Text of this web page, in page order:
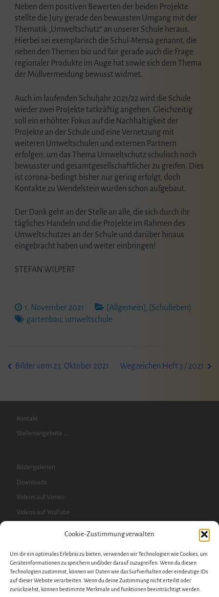
Cookie-Zustimmung verwalten
Um dir ein optimales Erlebnis zu bieten, verwenden wir Technologien wie Cookies, um
Geräteinformationen zu speichern und/oder darauf zuzugreifen. Wenn du diesen
Technologien zustimmst, können wir Daten wie das Surfverhalten oder eindeutige IDs
auf dieser Website verarbeiten. Wenn du deine Zustimmung nicht erteilst oder
zurückziehst, können bestimmte Merkmale und Funktionen beeinträchtigt werden.
Neben dem positiven Bewerten der beiden Projekte
stellte die Jury gerade den bewussten Umgang mit der
Thematik „Umweltschutz“ an unserer Schule heraus.
Hierbei sei exemplarisch die Schul-Mensa genannt, die
neben den Themen bio und fair gerade auch die Frage
regionaler Produkte im Auge hat sowie sich dem Thema
der Müllvermeidung bewusst widmet.
Auch im laufenden Schuljahr 2021/22 wird die Schule
wieder zwei Projekte tatkräftig angehen. Gleichzeitig
soll ein erhöhter Fokus auf die Nachhaltigkeit der
Projekte an der Schule und eine Vernetzung mit
weiteren Umweltschulen und externen Partnern
erfolgen, um das Thema Umweltschutz schulisch noch
bewusster und gesamtgesellschaftlicher zu greifen. Dies
ist corona-bedingt bisher nur gering erfolgt, doch
Kontakte zu Wendelstein wurden schon aufgebaut.
Der Dank geht an der Stelle an alle, die sich durch ihr
tägliches Handeln und die Projekte im Rahmen des
Umweltschutzes an der Schule und darüber hinaus
eingebracht haben und weiter einbringen!
STEFAN WILPERT
1. November 2021 [Allgemein] , [Schulleben]
gartenbau, umweltschule
Beitragsnavigation
Bilder vom 23. Oktober 2021 Wegzeichen Heft 3 / 2021
Kontakt
Stellenangebote …
Bildergalerien
Downloads
Videos auf Vimeo
Videos auf YouTube
Sidebar
Impressum